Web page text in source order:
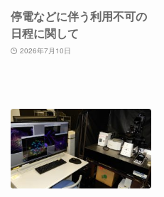
停電などに伴う利用不可の
日程に関して
2026年7月10日